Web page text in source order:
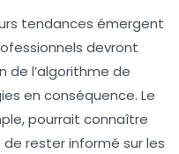
tendances émergent
devront
de l’algorithme de
en conséquence. Le
pourrait connaître
rester informé sur les